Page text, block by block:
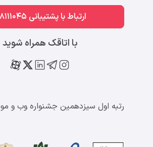
ارتباط با پشتیبانی 02128111045
با اتاقک همراه شوید
رتبه اول سیزدهمین جشنواره وب و